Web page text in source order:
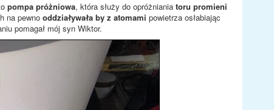
pompa próżniowa, która służy do opróżniania toru promieni
na pewno oddziaływała by z atomami powietrza osłabiając
pomagał mój syn Wiktor.